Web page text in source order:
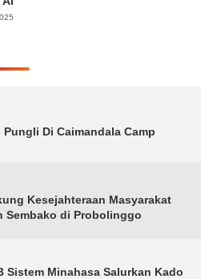
Di Caimandala Camp
Kesejahteraan Masyarakat
Sembako di Probolinggo
Sistem Minahasa Salurkan Kado